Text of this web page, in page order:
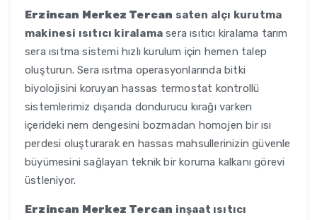
Erzincan Merkez Tercan saten alçı kurutma
makinesi ısıtıcı kiralama sera ısıtıcı kiralama tarım
sera ısıtma sistemi hızlı kurulum için hemen talep
oluşturun. Sera ısıtma operasyonlarında bitki
biyolojisini koruyan hassas termostat kontrollü
sistemlerimiz dışarıda dondurucu kırağı varken
içerideki nem dengesini bozmadan homojen bir ısı
perdesi oluşturarak en hassas mahsullerinizin güvenle
büyümesini sağlayan teknik bir koruma kalkanı görevi
üstleniyor.
Erzincan Merkez Tercan inşaat ısıtıcı